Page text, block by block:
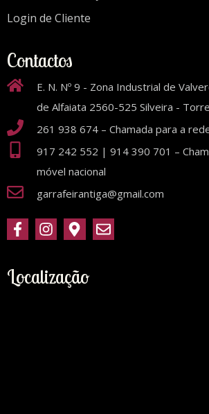
Login de Cliente
Contactos
E. N. Nº 9 - Zona Industrial de
de Alfaiata 2560-525 Silveira -
261 938 674 – Chamada para a
917 242 552 | 914 390 701 –
móvel nacional
garrafeirantiga@gmail.com
Localização